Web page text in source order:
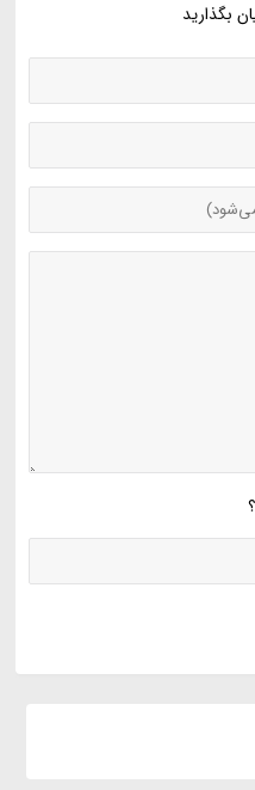
بگذارید